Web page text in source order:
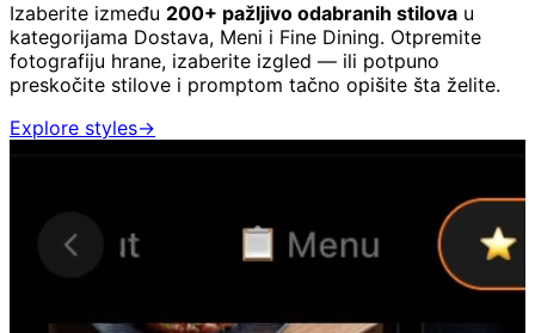
Izaberite između 200+ pažljivo odabranih stilova u
kategorijama Dostava, Meni i Fine Dining. Otpremite
fotografiju hrane, izaberite izgled — ili potpuno
preskočite stilove i promptom tačno opišite šta želite.
Explore styles→